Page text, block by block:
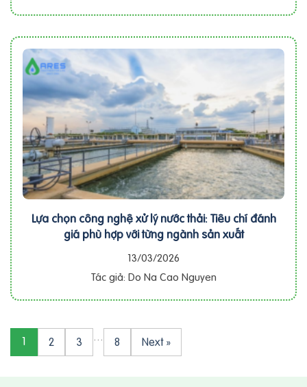
Lựa chọn công nghệ xử lý nước thải: Tiêu chí đánh
giá phù hợp với từng ngành sản xuất
13/03/2026
Tác giả: Do Na Cao Nguyen
1 2 3 … 8 Next »